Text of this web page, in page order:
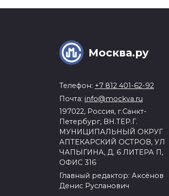
Москва.ру
Телефон: +7 812 401-62-92
Почта: info@mockva.ru
197022, Россия, г.Санкт-
Петербург, ВН.ТЕР.Г.
МУНИЦИПАЛЬНЫЙ ОКРУГ
АПТЕКАРСКИЙ ОСТРОВ, УЛ
ЧАПЫГИНА, Д. 6 ЛИТЕРА П,
ОФИС 316
Главный редактор: Аксёнов
Денис Русланович